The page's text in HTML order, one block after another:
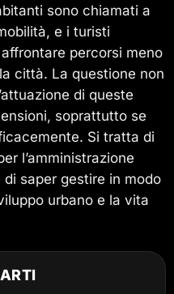
sono chiamati a
e i turisti
percorsi meno
città. La questione non
di queste
soprattutto se
Si tratta di
l’amministrazione
saper gestire in modo
urbano e la vita